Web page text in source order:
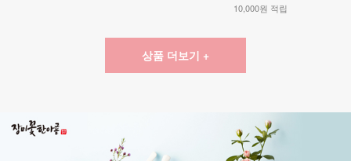
10,000원 적립
상품 더보기 +